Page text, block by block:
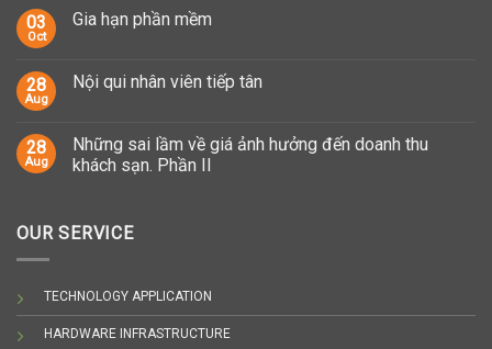
03
Oct
Gia hạn phần mềm
28
Aug
Nội qui nhân viên tiếp tân
28
Aug
Những sai lầm về giá ảnh hưởng đến doanh thu
khách sạn. Phần II
OUR SERVICE
TECHNOLOGY APPLICATION
HARDWARE INFRASTRUCTURE